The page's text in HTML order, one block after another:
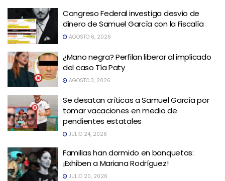
Congreso Federal investiga desvío de
dinero de Samuel García con la Fiscalía
AGOSTO 6, 2026
¿Mano negra? Perfilan liberar al implicado
del caso Tía Paty
AGOSTO 3, 2026
Se desatan críticas a Samuel García por
tomar vacaciones en medio de
pendientes estatales
JULIO 24, 2026
Familias han dormido en banquetas:
¡Exhiben a Mariana Rodríguez!
JULIO 20, 2026